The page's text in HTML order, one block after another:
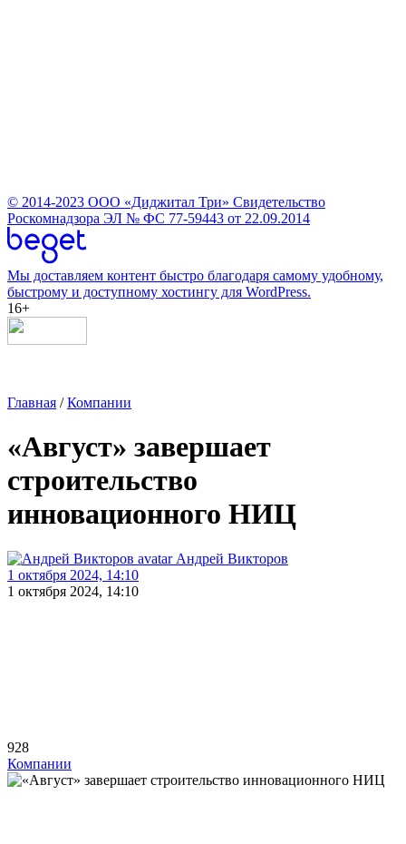
© 2014-2023 ООО «Диджитал Три» Свидетельство
Роскомнадзора ЭЛ № ФС 77-59443 от 22.09.2014
Мы доставляем контент быстро благодаря самому удобному,
быстрому и доступному хостингу для WordPress.
16+
Главная /Компании
«Август» завершает
строительство
инновационного НИЦ
Андрей Викторов
1 октября 2024, 14:10
1 октября 2024, 14:10
928
Компании